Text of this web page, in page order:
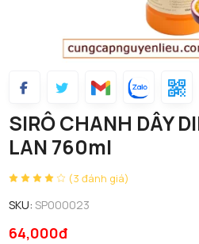
SIRÔ CHANH DÂY
LAN 760ml
(3 đánh giá)
SKU: SP000023
64,000đ